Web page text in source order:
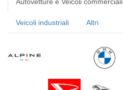
Veicoli industriali Altri